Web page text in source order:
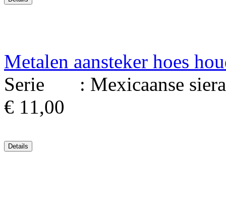
Metalen aansteker hoes
Serie : Mexicaanse
€ 11,00